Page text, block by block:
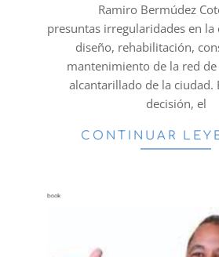
Ramiro Bermúdez
presuntas irregularidades en
diseño, rehabilitación,
mantenimiento de la red
alcantarillado de la ciudad.
decisión, el
CONTINUAR